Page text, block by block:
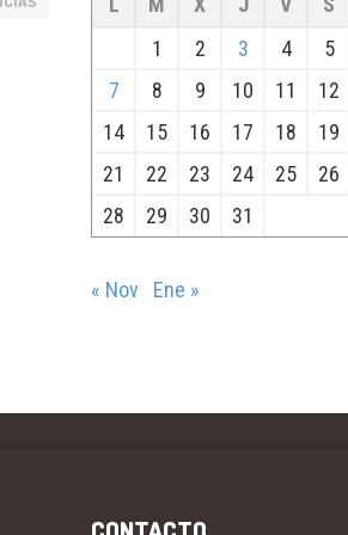
1
2 3 4 5
7
8 9 10 11 12
14
15 16 17 18 19
21
22 23 24 25 26
28
29 30 31
« Nov Ene »